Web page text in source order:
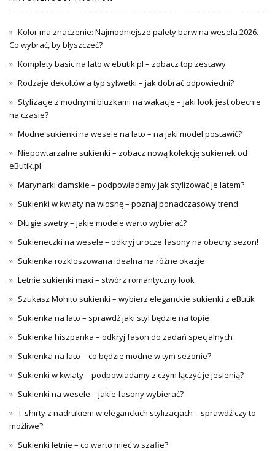
Kolor ma znaczenie: Najmodniejsze palety barw na wesela 2026.
Co wybrać, by błyszczeć?
Komplety basic na lato w ebutik.pl – zobacz top zestawy
Rodzaje dekoltów a typ sylwetki – jak dobrać odpowiedni?
Stylizacje z modnymi bluzkami na wakacje – jaki look jest obecnie
na czasie?
Modne sukienki na wesele na lato – na jaki model postawić?
Niepowtarzalne sukienki – zobacz nową kolekcję sukienek od
eButik.pl
Marynarki damskie – podpowiadamy jak stylizować je latem?
Sukienki w kwiaty na wiosnę – poznaj ponadczasowy trend
Długie swetry – jakie modele warto wybierać?
Sukieneczki na wesele – odkryj urocze fasony na obecny sezon!
Sukienka rozkloszowana idealna na różne okazje
Letnie sukienki maxi – stwórz romantyczny look
Szukasz Mohito sukienki – wybierz eleganckie sukienki z eButik
Sukienka na lato – sprawdź jaki styl będzie na topie
Sukienka hiszpanka – odkryj fason do zadań specjalnych
Sukienka na lato – co będzie modne w tym sezonie?
Sukienki w kwiaty – podpowiadamy z czym łączyć je jesienią?
Sukienki na wesele – jakie fasony wybierać?
T-shirty z nadrukiem w eleganckich stylizacjach – sprawdź czy to
możliwe?
Sukienki letnie – co warto mieć w szafie?